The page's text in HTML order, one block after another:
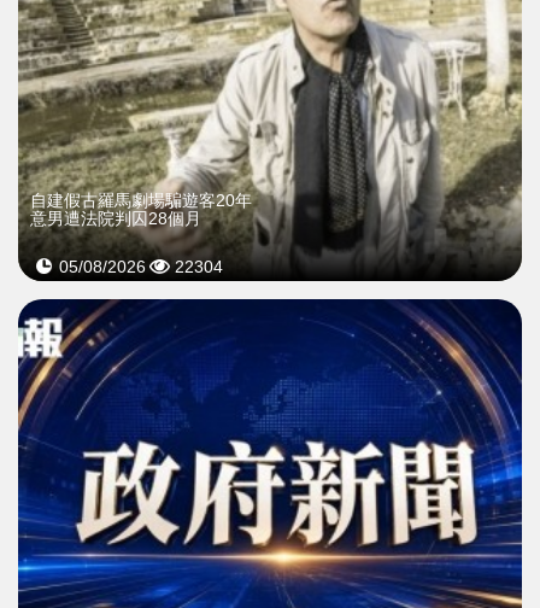
自建假古羅馬劇場騙遊客20年
意男遭法院判囚28個月
05/08/2026 22304